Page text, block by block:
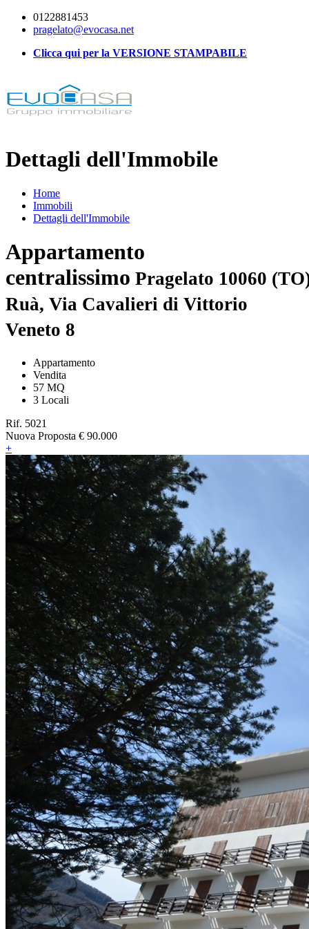
0122881453
pragelato@evocasa.net
Clicca qui per la VERSIONE STAMPABILE
Dettagli dell'Immobile
Home
Immobili
Dettagli dell'Immobile
Appartamento
centralissimo Pragelato 10060
Ruà, Via Cavalieri di Vittorio
Veneto 8
Appartamento
Vendita
57 MQ
3 Locali
Rif. 5021
Nuova Proposta € 90.000
+